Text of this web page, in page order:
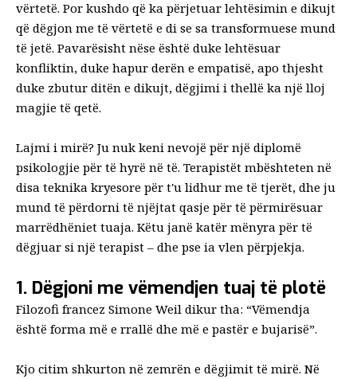
vërtetë. Por kushdo që ka përjetuar lehtësimin e dikujt
që dëgjon me të vërtetë e di se sa transformuese mund
të jetë. Pavarësisht nëse është duke lehtësuar
konfliktin, duke hapur derën e empatisë, apo thjesht
duke zbutur ditën e dikujt, dëgjimi i thellë ka një lloj
magjie të qetë.
Lajmi i mirë? Ju nuk keni nevojë për një diplomë
psikologjie për të hyrë në të. Terapistët mbështeten në
disa teknika kryesore për t'u lidhur me të tjerët, dhe ju
mund të përdorni të njëjtat qasje për të përmirësuar
marrëdhëniet tuaja. Këtu janë katër mënyra për të
dëgjuar si një terapist – dhe pse ia vlen përpjekja.
1. Dëgjoni me vëmendjen tuaj të plotë
Filozofi francez Simone Weil dikur tha: “Vëmendja
është forma më e rrallë dhe më e pastër e bujarisë”.
Kjo citim shkurton në zemrën e dëgjimit të mirë. Në